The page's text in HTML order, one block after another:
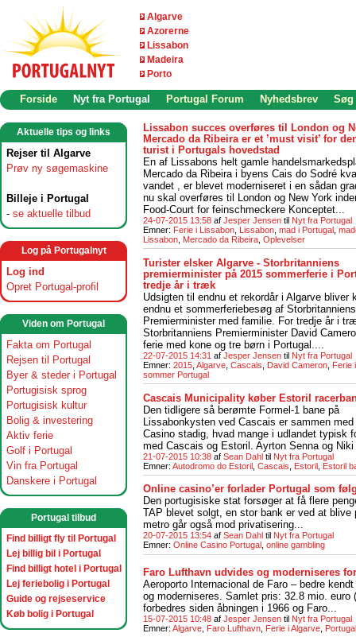
Algarve
Azorerne
Lissabon
Madeira
Porto
Forside Nyt fra Portugal Portugal Forum Nyhedsbrev Søg
Aktuelle tips og links
Rejser til Algarve
Prøv ny søgemaskine
Billeje i Portugal
- se aktuelle tilbud
Log på Portugalnyt
Log ind
Opret Portugal-profil
Viden om Portugal
Fakta om Portugal
Rejsen til Portugal
Byer & steder i Portugal
Portugisisk sprog
Portugisisk kultur
Bolig & investering
Aktiv ferie
Golf i Portugal
Vin fra Portugal
Danskere i Portugal
Portugal tilbud
Find billigt fly til Portugal
Lej billig bil i Portugal
Find billigt hotel i Portugal
Lej feriebolig i Portugal
Guide og rejseservice
Køb bolig i Portugal
Lissabon succes overføres til London og
Mercado da Ribeira er et ’must visit’ for
turist i Portugals hovedstad
En af Lissabons helt gamle
Mercado da Ribeira i byens Cais do Sodré
vandet , er blevet moderniseret i en sådan
nu skal overføres til London og New York
Food-Court for feinschmeckere Konceptet...
24-07-2015 13:58 af Jesper Jensen til Nyt fra Portugal
Emner: Ferie i Lissabon Lissabon mad i Portugal
Lissabon Mercado da Ribeira Oplevelser
Turister elsker Algarve - Storbritanniens
premierminister på 2015 sommerferie i
tredje år i træk
Udsigten til endnu et rekordår i Algarve bliver
endnu et sommerferiebesøg af Storbritanniens
Premierminister med familie. For tredje år i
Storbritanniens Premierminister David
ferie med kone og tre børn i Portugal....
22-07-2015 14:31 af Jesper Jensen til Nyt fra Portugal
Emner: 2015 Algarve Cascais David Cameron Ferie
sommer Portugal
Cascais Municipality køber Estoril
Den tidligere så berømte Formel-1 bane på
Lissabonkysten ved Cascais er sammen
Casino stadig, hvad mange i udlandet typisk
med Cascais og Estoril. Ayrton Senna og
21-07-2015 10:38 af Sean Dahl til Nyt fra Portugal
Emner: Autodromo do Estoril Cascais Estoril Estoril
Online casino’er forlader Portugal som
Den portugisiske stat forsøger at få flere
TAP blevet solgt, en stor bank er ved at
metro går også mod privatisering...
20-07-2015 13:54 af Sean Dahl til Nyt fra Portugal
Emner: Online Casino Portugal online gambling
Faro Lufthavn udvides og moderniseres
Aeroporto Internacional de Faro – bedre
og moderniseres. Samlet pris: 32.8 mio.
forbedres siden åbningen i 1966 og Faro...
15-07-2015 10:48 af Jesper Jensen til Nyt fra Portugal
Emner: Algarve Faro Lufthavn Ferie i Algarve